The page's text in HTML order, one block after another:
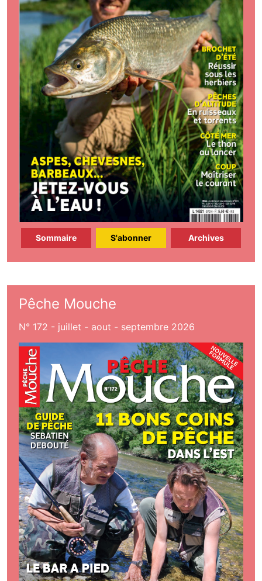
Sommaire S'abonner Archives
Pêche Mouche
N° 172 - juillet - aout - septembre 2026